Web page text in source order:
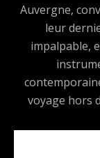
Auvergne,
leur
impalpable,
voyage hors